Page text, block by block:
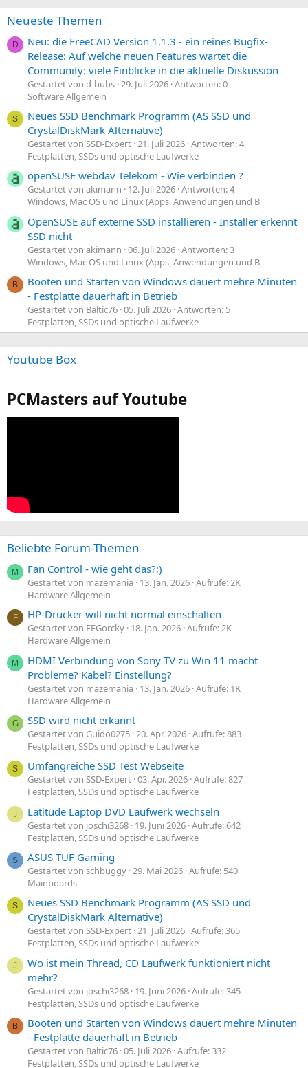
Neueste Themen
D
Neu: die FreeCAD Version 1.1.3 - ein reines Bugfix-
Release: Auf welche neuen Features wartet die
Community: viele Einblicke in die aktuelle Diskussion
Gestartet von d-hubs 29. Juli 2026 Antworten: 0
Software Allgemein
S
Neues SSD Benchmark Programm (AS SSD und
CrystalDiskMark Alternative)
Gestartet von SSD-Expert 21. Juli 2026 Antworten: 4
Festplatten, SSDs und optische Laufwerke
openSUSE webdav Telekom - Wie verbinden ?
Gestartet von akimann 12. Juli 2026 Antworten: 4
Windows, Mac OS und Linux (Apps, Anwendungen und B
OpenSUSE auf externe SSD installieren - Installer erkennt
SSD nicht
Gestartet von akimann 06. Juli 2026 Antworten: 3
Windows, Mac OS und Linux (Apps, Anwendungen und B
B
Booten und Starten von Windows dauert mehre Minuten
- Festplatte dauerhaft in Betrieb
Gestartet von Baltic76 05. Juli 2026 Antworten: 5
Festplatten, SSDs und optische Laufwerke
Youtube Box
PCMasters auf Youtube
Beliebte Forum-Themen
M Fan Control - wie geht das?;)
Gestartet von mazemania 13. Jan. 2026 Aufrufe: 2K
Hardware Allgemein
F HP-Drucker will nicht normal einschalten
Gestartet von FFGorcky 18. Jan. 2026 Aufrufe: 2K
Hardware Allgemein
M
HDMI Verbindung von Sony TV zu Win 11 macht
Probleme? Kabel? Einstellung?
Gestartet von mazemania 13. Jan. 2026 Aufrufe: 1K
Hardware Allgemein
G SSD wird nicht erkannt
Gestartet von Guido0275 20. Apr. 2026 Aufrufe: 883
Festplatten, SSDs und optische Laufwerke
S Umfangreiche SSD Test Webseite
Gestartet von SSD-Expert 03. Apr. 2026 Aufrufe: 827
Festplatten, SSDs und optische Laufwerke
J Latitude Laptop DVD Laufwerk wechseln
Gestartet von joschi3268 19. Juni 2026 Aufrufe: 642
Festplatten, SSDs und optische Laufwerke
S ASUS TUF Gaming
Gestartet von schbuggy 29. Mai 2026 Aufrufe: 540
Mainboards
S
Neues SSD Benchmark Programm (AS SSD und
CrystalDiskMark Alternative)
Gestartet von SSD-Expert 21. Juli 2026 Aufrufe: 365
Festplatten, SSDs und optische Laufwerke
J
Wo ist mein Thread, CD Laufwerk funktioniert nicht
mehr?
Gestartet von joschi3268 19. Juni 2026 Aufrufe: 345
Festplatten, SSDs und optische Laufwerke
B
Booten und Starten von Windows dauert mehre Minuten
- Festplatte dauerhaft in Betrieb
Gestartet von Baltic76 05. Juli 2026 Aufrufe: 332
Festplatten, SSDs und optische Laufwerke